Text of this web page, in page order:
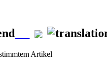
Artikel